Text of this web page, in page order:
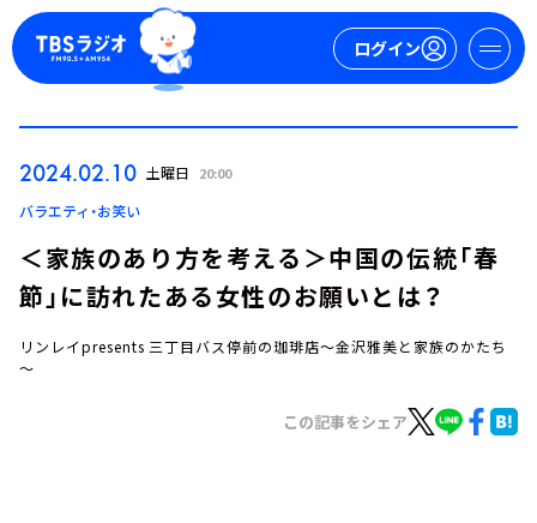
ログイン
ログイン
2024.02.10 土曜日 20:00
バラエティ・お笑い
＜家族のあり方を考える＞中国の伝統「春
節」に訪れたある女性のお願いとは？
リンレイpresents 三丁目バス停前の珈琲店～金沢雅美と家族のかたち
～
この記事をシェア